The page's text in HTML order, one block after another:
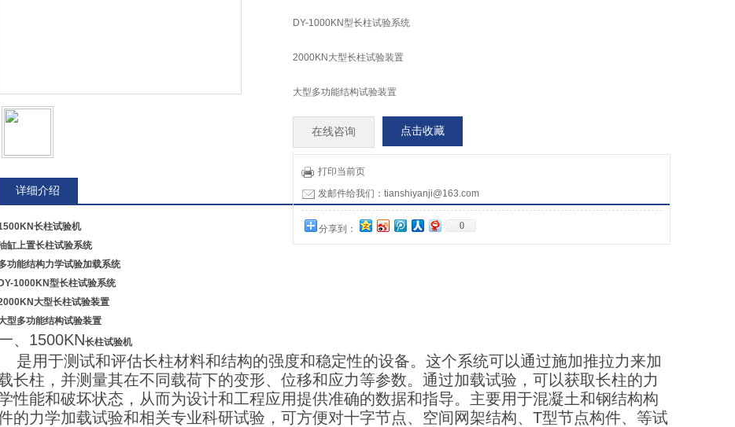
DY-1000KN型长柱试验系统
2000KN大型长柱试验装置
大型多功能结构试验装置
在线咨询 点击收藏
打印当前页
发邮件给我们：tianshiyanji@163.com
分享到： 0
详细介绍
长柱试验机
缸上置长柱试验系统
功能结构力学试验加载系统
DY-1000KN型长柱试验系统
大型长柱试验装置
型多功能结构试验装置
、1500KN长柱试验机
是用于测试和评估长柱材料和结构的强度和稳定性的设备。这个系统可以通过施加推拉力来加
长柱，并测量其在不同载荷下的变形、位移和应力等参数。通过加载试验，可以获取长柱的力
性能和破坏状态，从而为设计和工程应用提供准确的数据和指导。主要用于混凝土和钢结构构
的力学加载试验和相关专业科研试验，可方便对十字节点、空间网架结构、T型节点构件、等试